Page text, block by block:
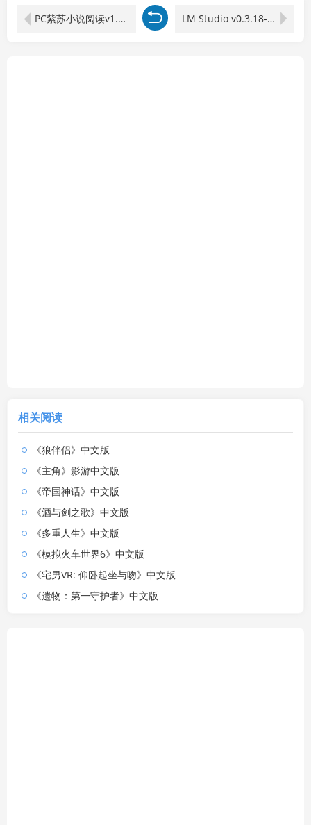
PC紫苏小说阅读v1.0.0单文件版 LM Studio v0.3.18-1绿色版
相关阅读
《狼伴侣》中文版
《主角》影游中文版
《帝国神话》中文版
《酒与剑之歌》中文版
《多重人生》中文版
《模拟火车世界6》中文版
《宅男VR: 仰卧起坐与吻》中文版
《遗物：第一守护者》中文版